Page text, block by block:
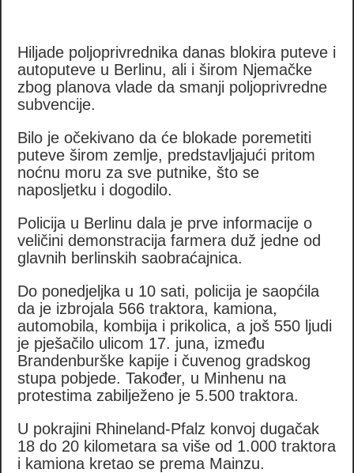
Hiljade poljoprivrednika danas blokira puteve i
autoputeve u Berlinu, ali i širom Njemačke
zbog planova vlade da smanji poljoprivredne
subvencije.
Bilo je očekivano da će blokade poremetiti
puteve širom zemlje, predstavljajući pritom
noćnu moru za sve putnike, što se
naposljetku i dogodilo.
Policija u Berlinu dala je prve informacije o
veličini demonstracija farmera duž jedne od
glavnih berlinskih saobraćajnica.
Do ponedjeljka u 10 sati, policija je saopćila
da je izbrojala 566 traktora, kamiona,
automobila, kombija i prikolica, a još 550 ljudi
je pješačilo ulicom 17. juna, između
Brandenburške kapije i čuvenog gradskog
stupa pobjede. Također, u Minhenu na
protestima zabilježeno je 5.500 traktora.
U pokrajini Rhineland-Pfalz konvoj dugačak
18 do 20 kilometara sa više od 1.000 traktora
i kamiona kretao se prema Mainzu.